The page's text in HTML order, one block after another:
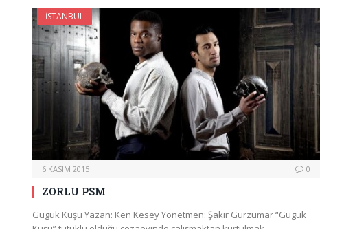
İSTANBUL
6 KASIM 2015 0
ZORLU PSM
Guguk Kuşu Yazan: Ken Kesey Yönetmen: Şakir Gürzumar “Guguk